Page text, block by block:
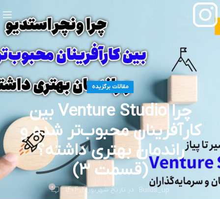
مقالات برگزیده
چرا Venture Studio بین
کارآفرینان محبوب‌تر شده و
راندمان بهتری داشته؟
(قسمت ۳)
Builds_up در تاریخ شهریور 4, 1404 0